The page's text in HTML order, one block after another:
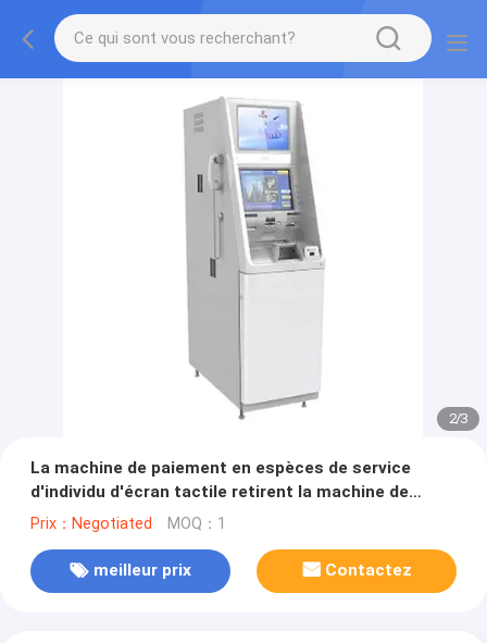
2/3
La machine de paiement en espèces de service
d'individu d'écran tactile retirent la machine de
kiosque du distributeur automatique de billets CDM
Prix：Negotiated MOQ：1
meilleur prix Contactez